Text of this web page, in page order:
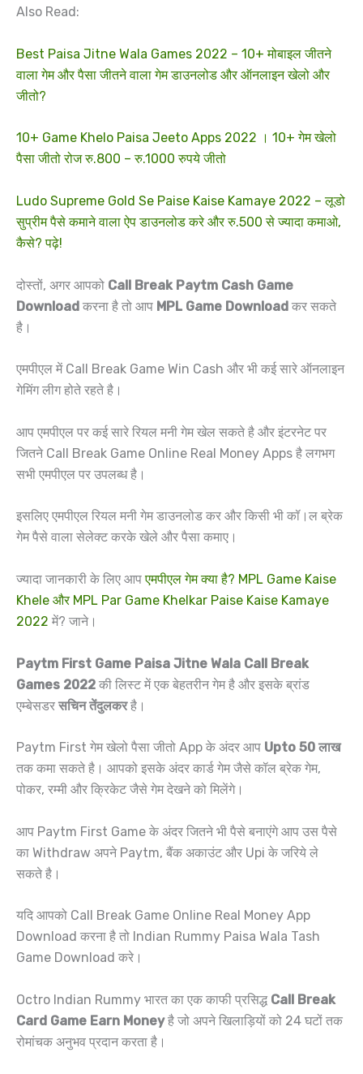
Also Read:
Best Paisa Jitne Wala Games 2022 – 10+ मोबाइल जीतने
वाला गेम और पैसा जीतने वाला गेम डाउनलोड और ऑनलाइन खेलो और
जीतो?
10+ Game Khelo Paisa Jeeto Apps 2022 । 10+ गेम खेलो
पैसा जीतो रोज रु.800 – रु.1000 रुपये जीतो
Ludo Supreme Gold Se Paise Kaise Kamaye 2022 – लूडो
सुप्रीम पैसे कमाने वाला ऐप डाउनलोड करे और रु.500 से ज्यादा कमाओ,
कैसे? पढ़े!
दोस्तों, अगर आपको Call Break Paytm Cash Game
Download करना है तो आप MPL Game Download कर सकते
है।
एमपीएल में Call Break Game Win Cash और भी कई सारे ऑनलाइन
गेमिंग लीग होते रहते है।
आप एमपीएल पर कई सारे रियल मनी गेम खेल सकते है और इंटरनेट पर
जितने Call Break Game Online Real Money Apps है लगभग
सभी एमपीएल पर उपलब्ध है।
इसलिए एमपीएल रियल मनी गेम डाउनलोड कर और किसी भी कॉ।ल ब्रेक
गेम पैसे वाला सेलेक्ट करके खेले और पैसा कमाए।
ज्यादा जानकारी के लिए आपएमपीएल गेम क्या है? MPL Game Kaise
Khele और MPL Par Game Khelkar Paise Kaise Kamaye
2022 में? जाने।
Paytm First Game Paisa Jitne Wala Call Break
Games 2022 की लिस्ट में एक बेहतरीन गेम है और इसके ब्रांड
एम्बेसडर सचिन तेंदुलकरहै।
Paytm First गेम खेलो पैसा जीतो App के अंदर आप Upto 50 लाख
तक कमा सकते है। आपको इसके अंदर कार्ड गेम जैसे कॉल ब्रेक गेम,
पोकर, रम्मी और क्रिकेट जैसे गेम देखने को मिलेंगे।
आप Paytm First Game के अंदर जितने भी पैसे बनाएंगे आप उस पैसे
का Withdraw अपने Paytm, बैंक अकाउंट और Upi के जरिये ले
सकते है।
यदि आपको Call Break Game Online Real Money App
Download करना है तो Indian Rummy Paisa Wala Tash
Game Download करे।
Octro Indian Rummy भारत का एक काफी प्रसिद्ध Call Break
Card Game Earn Moneyहै जो अपने खिलाड़ियों को 24 घटों तक
रोमांचक अनुभव प्रदान करता है।